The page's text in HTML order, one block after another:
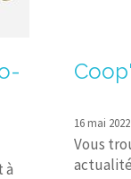
à
16 mai 2022
Vous
actualité